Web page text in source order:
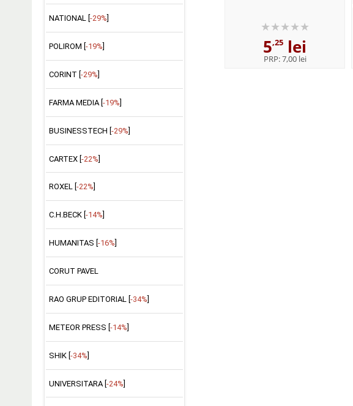
NATIONAL [ -29%
POLIROM [ -19%
CORINT [ -29%
FARMA MEDIA [ -19%
BUSINESSTECH [-29%]
CARTEX [-22%]
ROXEL [ -22%
C.H.BECK [ -14%
HUMANITAS [ -16%
CORUT PAVEL
RAO GRUP EDITORIAL [ -34%
METEOR PRESS [ -14%
SHIK [-34%]
UNIVERSITARA [-24%]
5,25 lei
PRP:7,00 lei